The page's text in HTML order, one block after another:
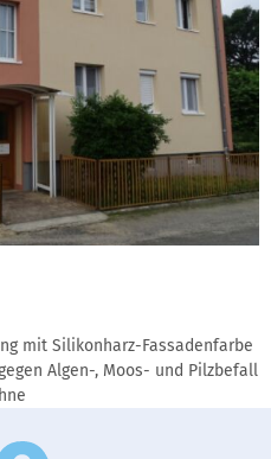
mit Silikonharz-Fassadenfarbe
Algen-, Moos- und Pilzbefall